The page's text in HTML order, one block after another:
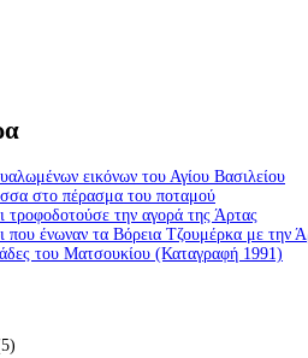
εικόνων του Αγίου Βασιλείου
στο πέρασμα του ποταμού
την αγορά της Άρτας
που ένωναν τα Βόρεια Τζουμέρκα με την
του Ματσουκίου (Καταγραφή 1991)